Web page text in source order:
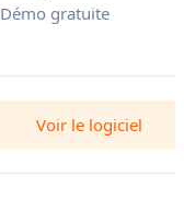
Démo gratuite
Voir le logiciel